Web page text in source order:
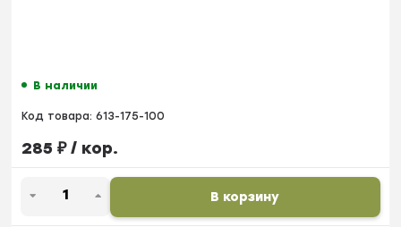
В наличии
Код товара: 613-175-100
285 ₽/ кор.
В корзину